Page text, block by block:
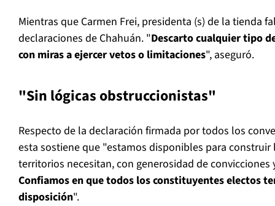
Mientras que Carmen Frei, presidenta (s) de la tienda
declaraciones de Chahuán. "Descarto cualquier tipo
con miras a ejercer vetos o limitaciones", aseguró.
"Sin lógicas obstruccionistas"
Respecto de la declaración firmada por todos los
esta sostiene que "estamos disponibles para
territorios necesitan, con generosidad de
Confiamos en que todos los constituyentes electos
disposición".